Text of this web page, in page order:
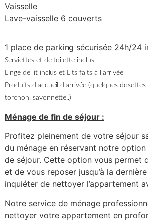
Vaisselle
Lave-vaisselle 6 couverts
1 place de parking sécurisée 24h/24
Serviettes et de toilette inclus
Linge de lit inclus et Lits faits à l’arrivée
Produits d’accueil d’arrivée (quelques
torchon, savonnette..)
Ménage de fin de séjour :
Profitez pleinement de votre séjour
du ménage en réservant notre
de séjour. Cette option vous permet
et de vous reposer jusqu’à la
inquiéter de nettoyer l’appartement
Notre service de ménage
nettoyer votre appartement en